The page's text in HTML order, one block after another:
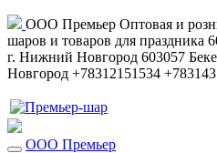
ООО Премьер Оптовая и
шаров и товаров для праздника
г. Нижний Новгород 603057
Новгород +78312151534
ООО Премьер